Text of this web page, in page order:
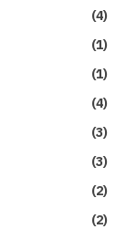
(4)
(1)
(1)
(4)
(3)
(3)
(2)
(2)